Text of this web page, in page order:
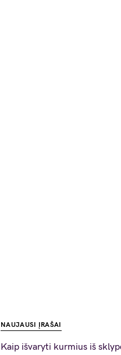
NAUJAUSI ĮRAŠAI
Kaip išvaryti kurmius iš